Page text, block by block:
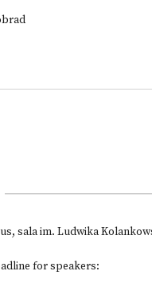
sala im. Ludwika
for speakers: